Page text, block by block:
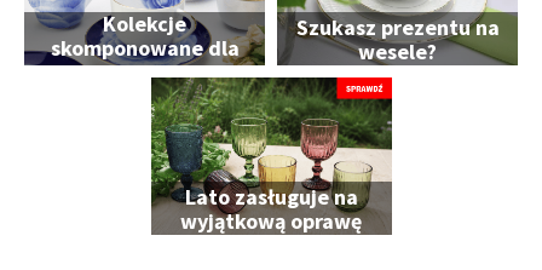
Kolekcje
skomponowane dla
Ciebie
Szukasz prezentu na
wesele?
Lato zasługuje na
wyjątkową oprawę